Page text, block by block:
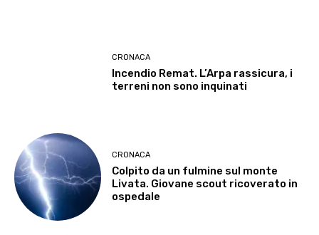
CRONACA
Incendio Remat. L’Arpa rassicura, i
terreni non sono inquinati
CRONACA
Colpito da un fulmine sul monte
Livata. Giovane scout ricoverato in
ospedale